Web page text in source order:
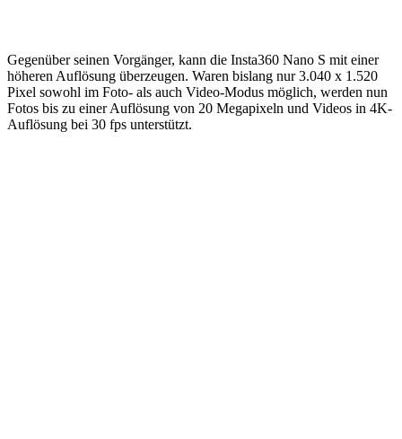
Gegenüber seinen Vorgänger, kann die Insta360 Nano S mit einer
höheren Auflösung überzeugen. Waren bislang nur 3.040 x 1.520
Pixel sowohl im Foto- als auch Video-Modus möglich, werden nun
Fotos bis zu einer Auflösung von 20 Megapixeln und Videos in 4K-
Auflösung bei 30 fps unterstützt.